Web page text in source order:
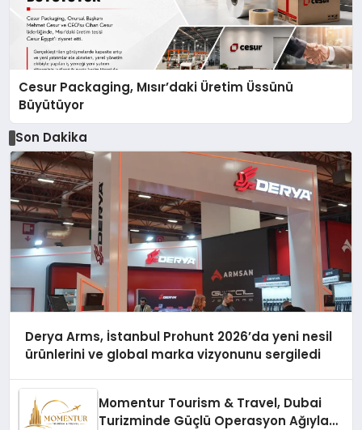
Cesur Packaging, Mısır’daki Üretim Üssünü
Büyütüyor
Son Dakika
Derya Arms, İstanbul Prohunt 2026’da yeni nesil
ürünlerini ve global marka vizyonunu sergiledi
Momentur Tourism & Travel, Dubai
Turizminde Güçlü Operasyon Ağıyla